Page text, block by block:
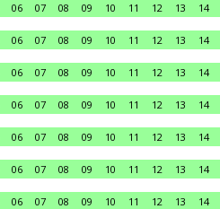
06 07 08 09 10 11 12 13 14
06 07 08 09 10 11 12 13 14
06 07 08 09 10 11 12 13 14
06 07 08 09 10 11 12 13 14
06 07 08 09 10 11 12 13 14
06 07 08 09 10 11 12 13 14
06 07 08 09 10 11 12 13 14